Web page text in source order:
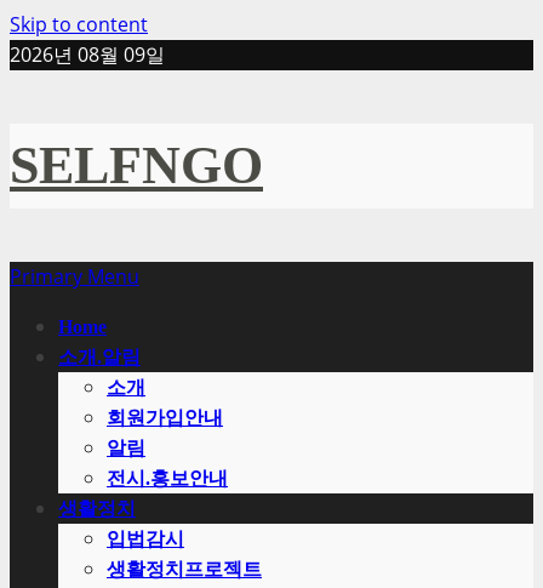
Skip to content
2026년 08월 09일
SELFNGO
Primary Menu
Home
소개.알림
소개
회원가입안내
알림
전시.홍보안내
생활정치
입법감시
생활정치프로젝트